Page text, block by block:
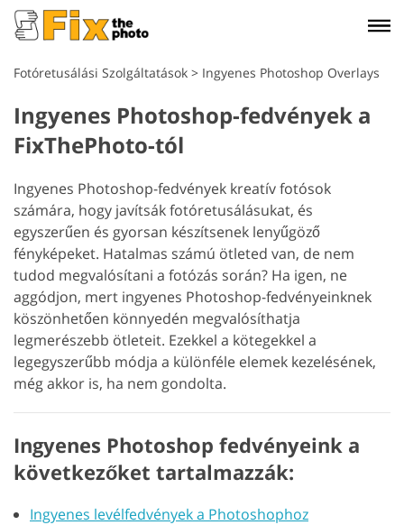
Fotóretusálási Szolgáltatások > Ingyenes Photoshop Overlays
Ingyenes Photoshop-fedvények a
FixThePhoto-tól
Ingyenes Photoshop-fedvények kreatív fotósok
számára, hogy javítsák fotóretusálásukat, és
egyszerűen és gyorsan készítsenek lenyűgöző
fényképeket. Hatalmas számú ötleted van, de nem
tudod megvalósítani a fotózás során? Ha igen, ne
aggódjon, mert ingyenes Photoshop-fedvényeinknek
köszönhetően könnyedén megvalósíthatja
legmerészebb ötleteit. Ezekkel a kötegekkel a
legegyszerűbb módja a különféle elemek kezelésének,
még akkor is, ha nem gondolta.
Ingyenes Photoshop fedvényeink a
következőket tartalmazzák:
Ingyenes levélfedvények a Photoshophoz